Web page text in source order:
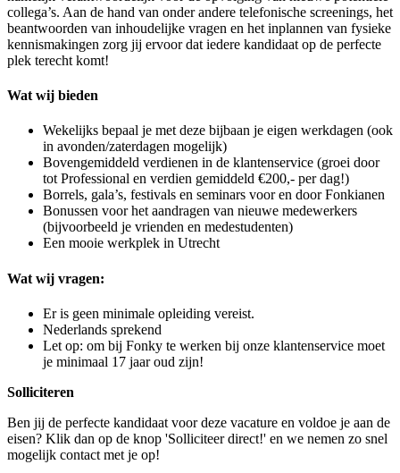
collega’s. Aan de hand van onder andere telefonische screenings, het
beantwoorden van inhoudelijke vragen en het inplannen van fysieke
kennismakingen zorg jij ervoor dat iedere kandidaat op de perfecte
plek terecht komt!
Wat wij bieden
Wekelijks bepaal je met deze bijbaan je eigen werkdagen (ook
in avonden/zaterdagen mogelijk)
Bovengemiddeld verdienen in de klantenservice (groei door
tot Professional en verdien gemiddeld €200,- per dag!)
Borrels, gala’s, festivals en seminars voor en door Fonkianen
Bonussen voor het aandragen van nieuwe medewerkers
(bijvoorbeeld je vrienden en medestudenten)
Een mooie werkplek in Utrecht
Wat wij vragen:
Er is geen minimale opleiding vereist.
Nederlands sprekend
Let op: om bij Fonky te werken bij onze klantenservice moet
je minimaal 17 jaar oud zijn!
Solliciteren
Ben jij de perfecte kandidaat voor deze vacature en voldoe je aan de
eisen? Klik dan op de knop 'Solliciteer direct!' en we nemen zo snel
mogelijk contact met je op!